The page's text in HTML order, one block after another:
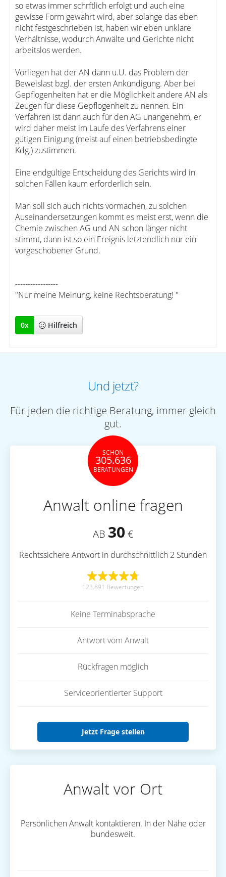
so etwas immer schrftlich erfolgt und auch eine
gewisse Form gewahrt wird, aber solange das eben
nicht festgeschrieben ist, haben wir eben unklare
Verhältnisse, wodurch Anwälte und Gerichte nicht
arbeitslos werden.
Vorliegen hat der AN dann u.U. das Problem der
Beweislast bzgl. der ersten Ankündigung. Aber bei
Gepflogenheiten hat er die Möglichkeit andere AN als
Zeugen für diese Gepflogenheit zu nennen. Ein
Verfahren ist dann auch für den AG unangenehm, er
wird daher meist im Laufe des Verfahrens einer
gütigen Einigung (meist auf einen betriebsbedingte
Kdg.) zustimmen.
Eine endgültige Entscheidung des Gerichts wird in
solchen Fällen kaum erforderlich sein.
Man soll sich auch nichts vormachen, zu solchen
Auseinandersetzungen kommt es meist erst, wenn die
Chemie zwischen AG und AN schon länger nicht
stimmt, dann ist so ein Ereignis letztendlich nur ein
vorgeschobener Grund.
-----------------
"Nur meine Meinung, keine Rechtsberatung! "
0x Hilfreich
Und jetzt?
Für jeden die richtige Beratung, immer gleich
gut.
SCHON
305.636
BERATUNGEN
Anwalt online fragen
AB 30 €
Rechtssichere Antwort in durchschnittlich 2 Stunden
123.891 Bewertungen
Keine Terminabsprache
Antwort vom Anwalt
Rückfragen möglich
Serviceorientierter Support
Jetzt Frage stellen
Anwalt vor Ort
Persönlichen Anwalt kontaktieren. In der Nähe oder
bundesweit.